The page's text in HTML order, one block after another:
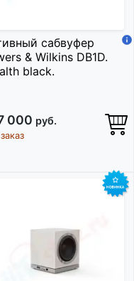
сабвуфер
& Wilkins DB1D.
black.
000 руб.